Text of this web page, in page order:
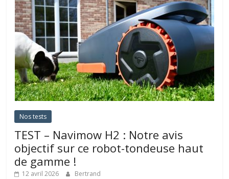
Nos tests
TEST – Navimow H2 : Notre avis
objectif sur ce robot-tondeuse haut
de gamme !
12 avril 2026 Bertrand